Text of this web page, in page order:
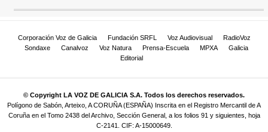
Corporación Voz de Galicia Fundación SRFL Voz Audiovisual
RadioVoz
Sondaxe
Canalvoz Voz Natura Prensa-Escuela MPXA
Galicia
Editorial
© Copyright LA VOZ DE GALICIA S.A. Todos los derechos reservados.
Polígono de Sabón, Arteixo, A CORUÑA (ESPAÑA) Inscrita en el Registro Mercantil de A
Coruña en el Tomo 2438 del Archivo, Sección General, a los folios 91 y siguientes, hoja
C-2141. CIF: A-15000649.